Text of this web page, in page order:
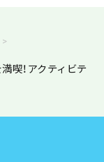
喫！アクティビテ